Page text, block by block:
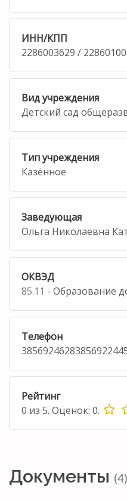
ИНН/КПП
2286003629 /
Вид учреждения
Детский сад
Тип учреждения
Казённое
Заведующая
Ольга Николаевна
ОКВЭД
85.11 - Образование
Телефон
Рейтинг
0 из 5. Оценок: 0.
Документы (4)